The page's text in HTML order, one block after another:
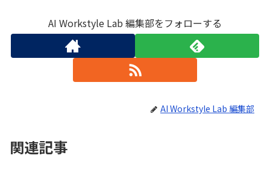
AI Workstyle Lab 編集部をフォローする
AI Workstyle Lab 編集部
関連記事